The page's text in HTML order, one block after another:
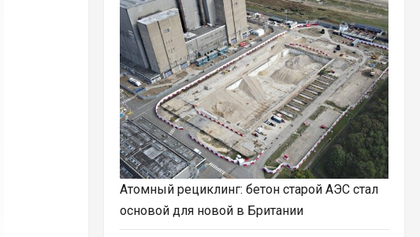
Атомный рециклинг: бетон старой АЭС стал
основой для новой в Британии